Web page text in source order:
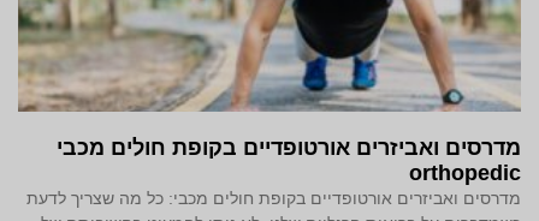
מדרסים ואביזרים אורטופדיים בקופת חולים מכבי
orthopedic
מדרסים ואביזרים אורטופדיים בקופת חולים מכבי: כל מה שצריך לדעת